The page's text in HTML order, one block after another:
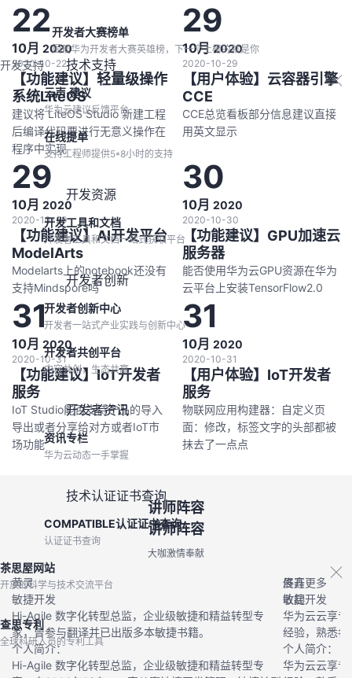
开发者大赛榜单
围观华为开发者大赛英雄榜，下一个上榜的就是你
开发支持 技术支持
云声·建议
华为云建议反馈平台
在线提单
支持工程师提供5*8小时的支持
开发资源
开发工具和文档
开发者工具和文档一站式获取平台
开发者创新
开发者创新中心
开发者一站式产业实践与创新中心
开发者共创平台
内容共创，生态共赢
开发者资讯
资讯专栏
华为云动态一手掌握
技术认证证书查询
COMPATIBLE认证证书查询
认证证书查询
茶思屋网站
开放的科学与技术交流平台
查思专利
全球科研人员的专利工具
22
10月 2020
2020-10-22
【功能建议】轻量级操作
系统LiteOS
建议将 LiteOS Studio 新建工程
后编译代码要进行无意义操作在
程序中实现
29
10月 2020
2020-10-29
【用户体验】云容器引擎
CCE
CCE总览看板部分信息建议直接
用英文显示
29
10月 2020
2020-10-29
【功能建议】AI开发平台
ModelArts
Modelarts上的notebook还没有
支持Mindspore吗
30
10月 2020
2020-10-30
【功能建议】GPU加速云
服务器
能否使用华为云GPU资源在华为
云平台上安装TensorFlow2.0
31
10月 2020
2020-10-31
【功能建议】IoT开发者
服务
IoT Studio能否支持产品的导入
导出或者分享给对方或者IoT市
场功能
31
10月 2020
2020-10-31
【用户体验】IoT开发者
服务
物联网应用构建器：自定义页
面：修改，标签文字的头部都被
抹去了一点点
讲师阵容
讲师阵容
大咖激情奉献
黄灵
敏捷开发
Hi-Agile 数字化转型总监，企业级敏捷和精益转型专
家，曾参与翻译并已出版多本敏捷书籍。
个人简介：
Hi-Agile 数字化转型总监，企业级敏捷和精益转型专
佟鑫
敏捷开发
华为云云享
经验，熟悉
个人简介：
华为云云享
展开更多
收起